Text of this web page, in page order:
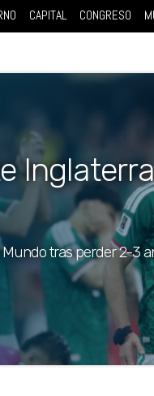
CAPITAL CONGRESO
tras perder 2-3